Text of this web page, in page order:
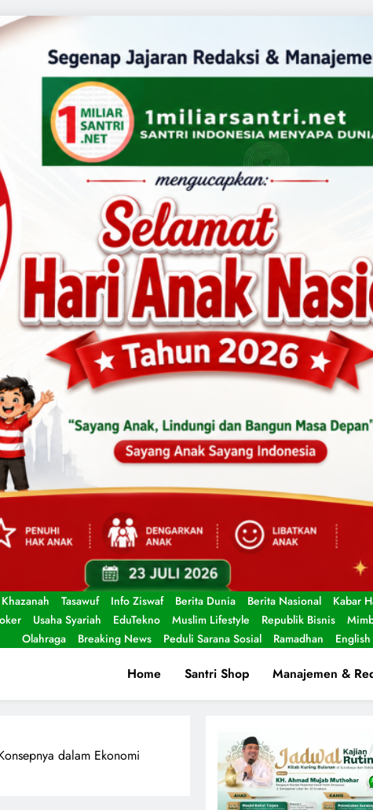
Khazanah Tasawuf Info Ziswaf Berita Dunia Berita Nasional
Kabar
Usaha Syariah EduTekno Muslim Lifestyle Republik Bisnis
Olahraga
Breaking News Peduli Sarana Sosial Ramadhan
Home Santri Shop Manajemen &
dalam Ekonomi